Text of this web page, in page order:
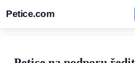
Petice.com